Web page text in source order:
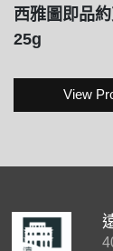
西雅圖即品
25g
View